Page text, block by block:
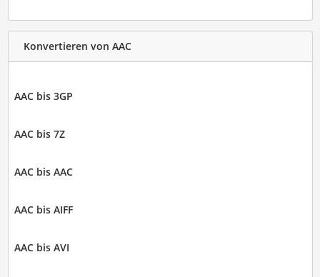
Konvertieren von AAC
AAC bis 3GP
AAC bis 7Z
AAC bis AAC
AAC bis AIFF
AAC bis AVI